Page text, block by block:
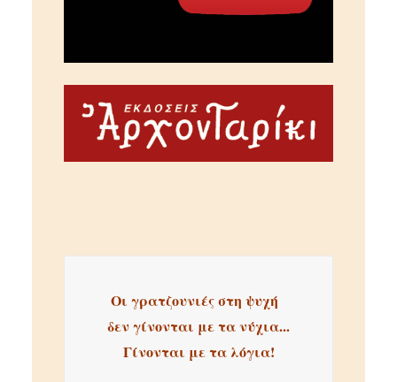
Οι γρατζουνιές στη ψυχή
δεν γίνονται με τα νύχια...
Γίνονται με τα λόγια!